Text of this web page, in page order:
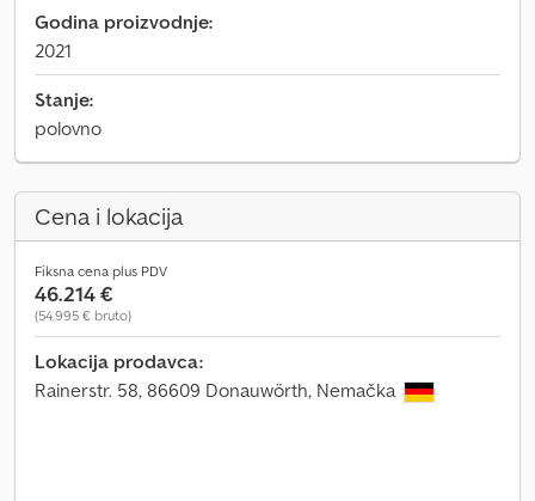
Godina proizvodnje:
2021
Stanje:
polovno
Cena i lokacija
Fiksna cena plus PDV
46.214 €
(54.995 € bruto)
Lokacija prodavca:
Rainerstr. 58, 86609 Donauwörth, Nemačka